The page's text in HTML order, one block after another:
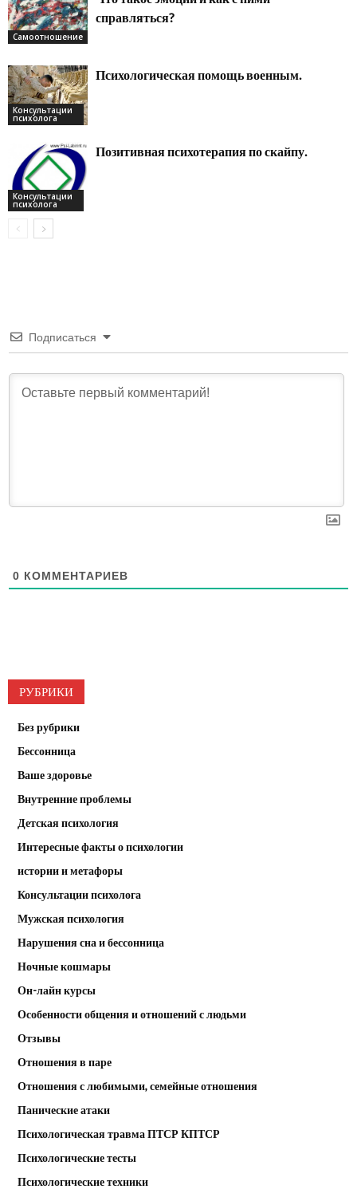
Самоотношение
справляться?
Консультации
психолога
Психологическая помощь военным.
Консультации
психолога
Позитивная психотерапия по скайпу.
Подписаться
0 КОММЕНТАРИЕВ
РУБРИКИ
Без рубрики
Бессонница
Ваше здоровье
Внутренние проблемы
Детская психология
Интересные факты о психологии
истории и метафоры
Консультации психолога
Мужская психология
Нарушения сна и бессонница
Ночные кошмары
Он-лайн курсы
Особенности общения и отношений с людьми
Отзывы
Отношения в паре
Отношения с любимыми, семейные отношения
Панические атаки
Психологическая травма ПТСР КПТСР
Психологические тесты
Психологические техники